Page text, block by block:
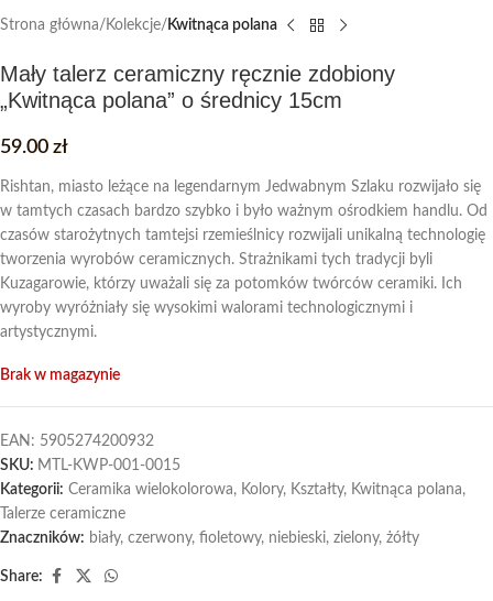
Strona główna Kolekcje Kwitnąca polana
Mały talerz ceramiczny ręcznie zdobiony
„Kwitnąca polana” o średnicy 15cm
59.00 zł
Rishtan, miasto leżące na legendarnym Jedwabnym Szlaku rozwijało się
w tamtych czasach bardzo szybko i było ważnym ośrodkiem handlu. Od
czasów starożytnych tamtejsi rzemieślnicy rozwijali unikalną technologię
tworzenia wyrobów ceramicznych. Strażnikami tych tradycji byli
Kuzagarowie, którzy uważali się za potomków twórców ceramiki. Ich
wyroby wyróżniały się wysokimi walorami technologicznymi i
artystycznymi.
Brak w magazynie
EAN: 5905274200932
SKU: MTL-KWP-001-0015
Kategorii: Ceramika wielokolorowa, Kolory, Kształty, Kwitnąca polana,
Talerze ceramiczne
Znaczników: biały, czerwony, fioletowy, niebieski, zielony, żółty
Share: